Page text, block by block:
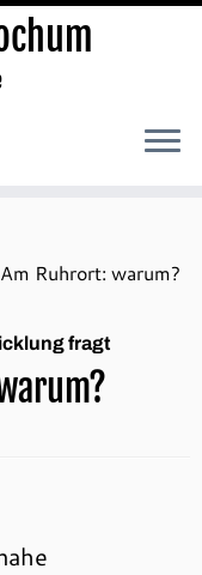
Ruhrort: warum?
fragt